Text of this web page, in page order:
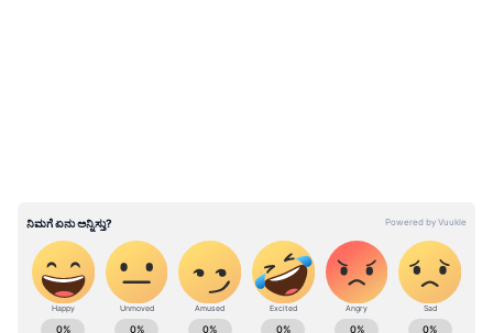
ABOUT THE AUTHOR